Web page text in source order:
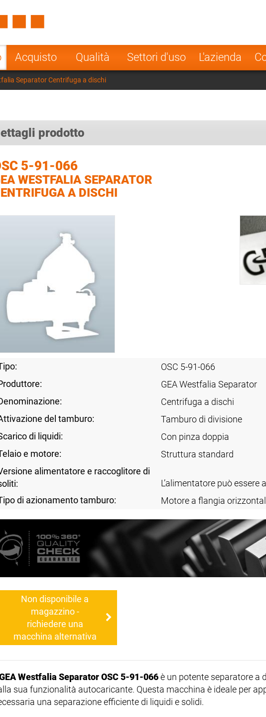
Acquisto Qualità Settori d'uso L'azienda
Poland Norway
Separator Centrifuga a dischi
prodotto
5-91-066
WESTFALIA SEPARATOR
A DISCHI
OSC 5-91-066
GEA Westfalia Separator
Centrifuga a dischi
del tamburo:
Tamburo di divisione
di liquidi:
Con pinza doppia
e motore:
Struttura standard
alimentatore e raccoglitore di
L’alimentatore può essere
di azionamento tamburo:
Motore a flangia
Non disponibile a
magazzino -
richiedere una
macchina alternativa
Westfalia Separator OSC 5-91-066è un potente separatore a
sua funzionalità autocaricante. Questa macchina è ideale per
una separazione efficiente di liquidi e solidi.